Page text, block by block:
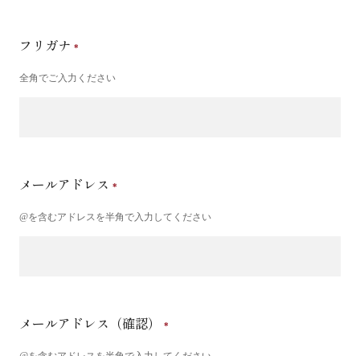
フリガナ
全角でご入力ください
メールアドレス
@を含むアドレスを半角で入力してください
メールアドレス（確認）